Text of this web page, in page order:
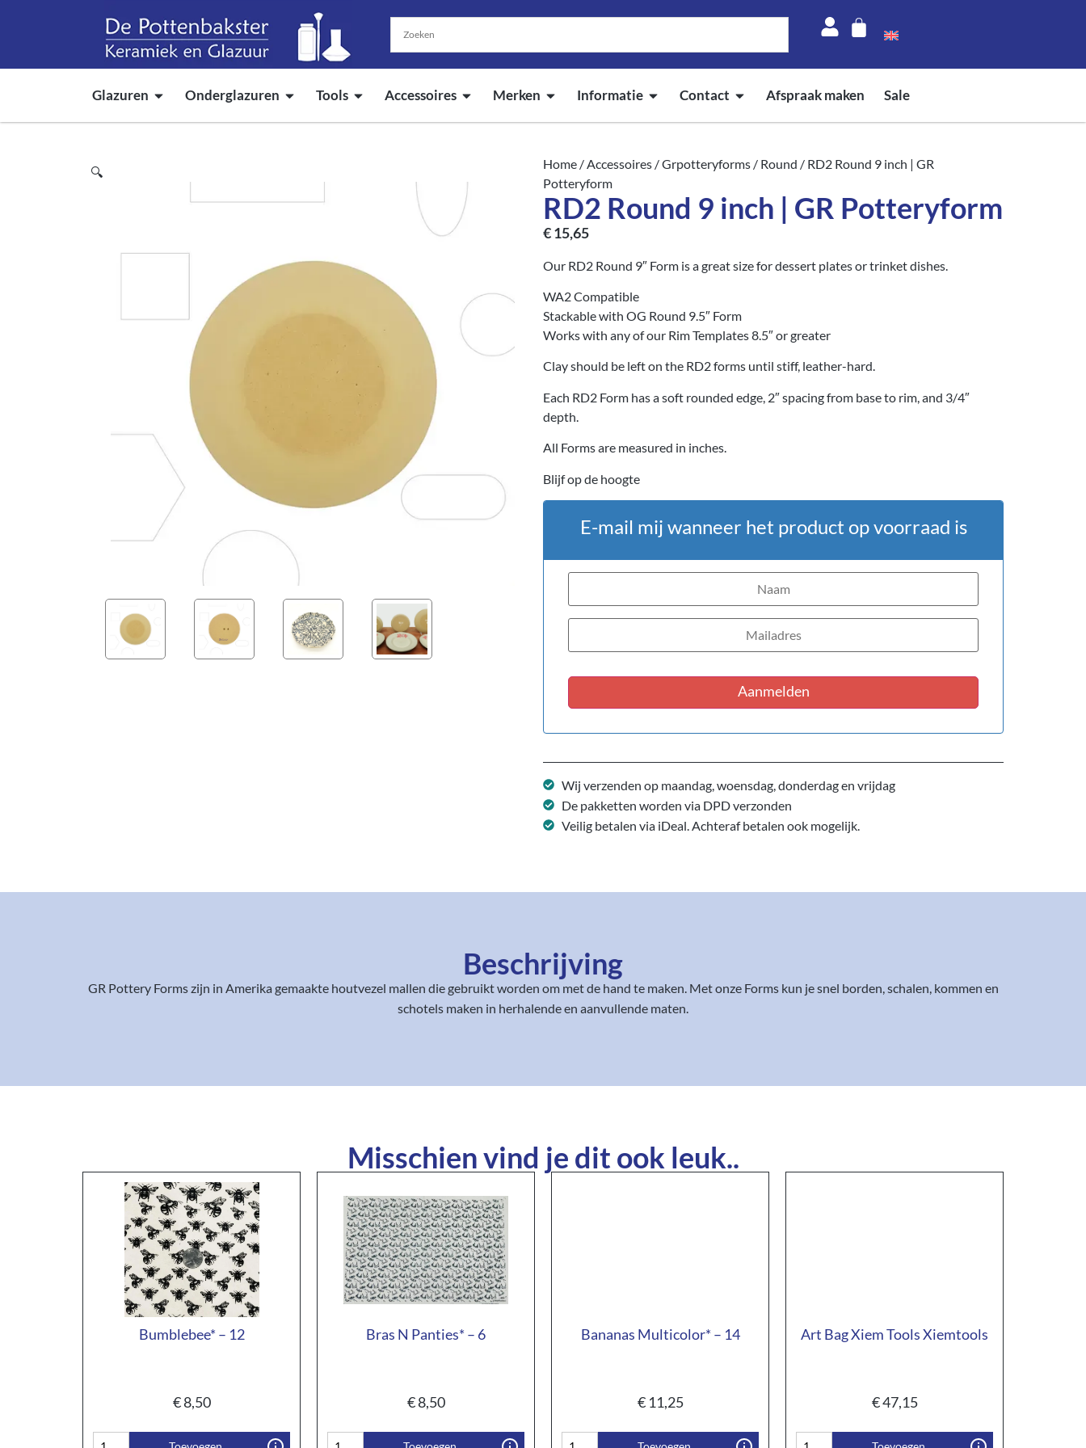
Glazuren Onderglazuren Tools Accessoires Merken Informatie Contact Afspraak maken Sale
🔍
Home /Accessoires /Grpotteryforms / Round / RD2 Round 9 inch | GR
Potteryform
RD2 Round 9 inch | GR Potteryform
€15,65
Our RD2 Round 9″ Form is a great size for dessert plates or trinket dishes.
WA2 Compatible
Stackable with OG Round 9.5″ Form
Works with any of our Rim Templates 8.5″ or greater
Clay should be left on the RD2 forms until stiff, leather-hard.
Each RD2 Form has a soft rounded edge, 2″ spacing from base to rim, and 3/4″
depth.
All Forms are measured in inches.
Blijf op de hoogte
E-mail mij wanneer het product op voorraad is
Aanmelden
Wij verzenden op maandag, woensdag, donderdag en vrijdag
De pakketten worden via DPD verzonden
Veilig betalen via iDeal. Achteraf betalen ook mogelijk.
Beschrijving
GR Pottery Forms zijn in Amerika gemaakte houtvezel mallen die gebruikt worden om met de hand te maken. Met onze Forms kun je snel borden, schalen, kommen en
schotels maken in herhalende en aanvullende maten.
Misschien vind je dit ook leuk..
Bumblebee* – 12
€8,50
Bras N Panties* – 6
€8,50
Bananas Multicolor* – 14
€11,25
Art Bag Xiem Tools Xiemtools
€47,15